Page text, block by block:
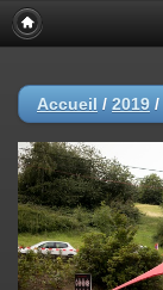
Accueil / 2019 /